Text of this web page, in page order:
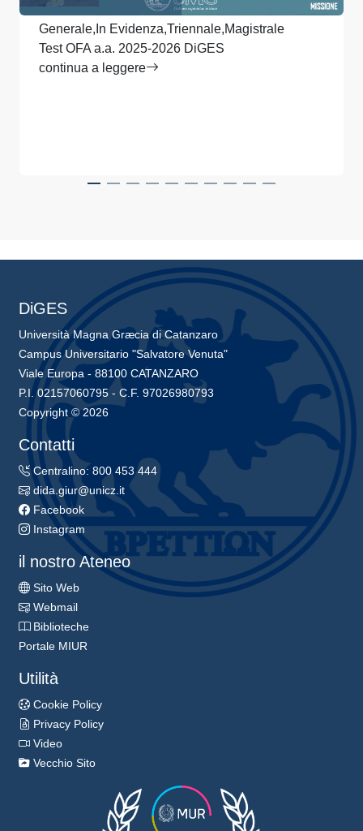
Generale,In Evidenza,Triennale,Magistrale
Test OFA a.a. 2025-2026 DiGES
continua a leggere
DiGES
Università Magna Græcia di Catanzaro
Campus Universitario "Salvatore Venuta"
Viale Europa - 88100 CATANZARO
P.I. 02157060795 - C.F. 97026980793
Copyright © 2026
Contatti
Centralino: 800 453 444
dida.giur@unicz.it
Facebook
Instagram
il nostro Ateneo
Sito Web
Webmail
Biblioteche
Portale MIUR
Utilità
Cookie Policy
Privacy Policy
Video
Vecchio Sito